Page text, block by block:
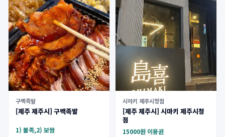
구백족발
[제주 제주시] 구백족발
1) 불족,2) 보쌈
시마키 제주시청점
[제주 제주시] 시마키 제주시청
점
15000원 이용권